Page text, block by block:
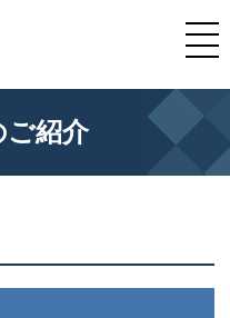
ご紹介